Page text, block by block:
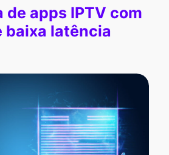
apps IPTV com
baixa latência